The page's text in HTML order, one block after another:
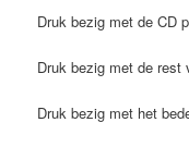
Druk bezig met de CD
Druk bezig met de rest
Druk bezig met het